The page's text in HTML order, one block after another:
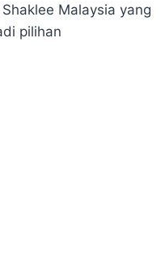
Malaysia yang
pilihan